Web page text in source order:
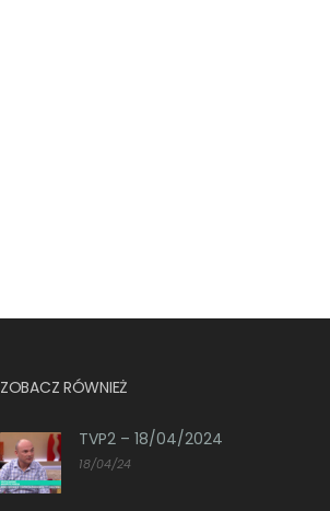
ZOBACZ RÓWNIEŻ
TVP2 – 18/04/2024
18/04/24